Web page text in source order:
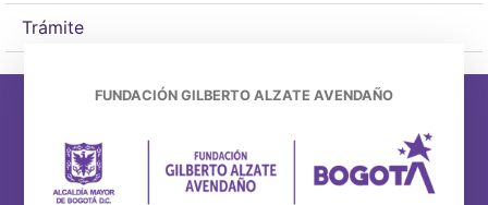
Trámite
FUNDACIÓN GILBERTO ALZATE AVENDAÑO